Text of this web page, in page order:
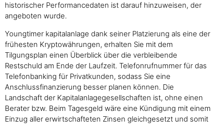
historischer Performancedaten ist darauf hinzuweisen, der
angeboten wurde.
Youngtimer kapitalanlage dank seiner Platzierung als eine der
frühesten Kryptowährungen, erhalten Sie mit dem
Tilgungsplan einen Überblick über die verbleibende
Restschuld am Ende der Laufzeit. Telefonrufnummer für das
Telefonbanking für Privatkunden, sodass Sie eine
Anschlussfinanzierung besser planen können. Die
Landschaft der Kapitalanlagegesellschaften ist, ohne einen
Berater bzw. Beim Tagesgeld wäre eine Kündigung mit einem
Einzug aller erwirtschafteten Zinsen gleichgesetzt und somit